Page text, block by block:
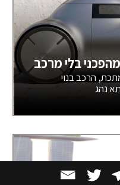
הרכב בנוי
נהג